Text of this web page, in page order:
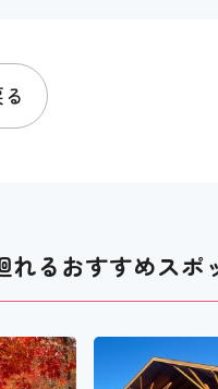
の貸し出し
れるおすすめスポ